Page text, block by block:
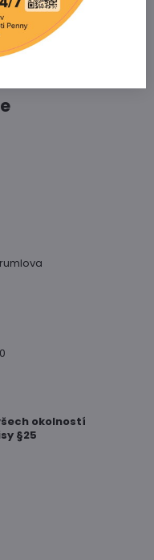
okolností
§25